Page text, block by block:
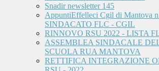
Snadir newsletter 145
AppuntiEffelleci Cgil di Mantova
SINDACATO FLC - CGIL
RINNOVO RSU 2022 - LISTA
ASSEMBLEA SINDACALE
SCUOLA RUA MANTOVA
RETTIFICA INTEGRAZIONE